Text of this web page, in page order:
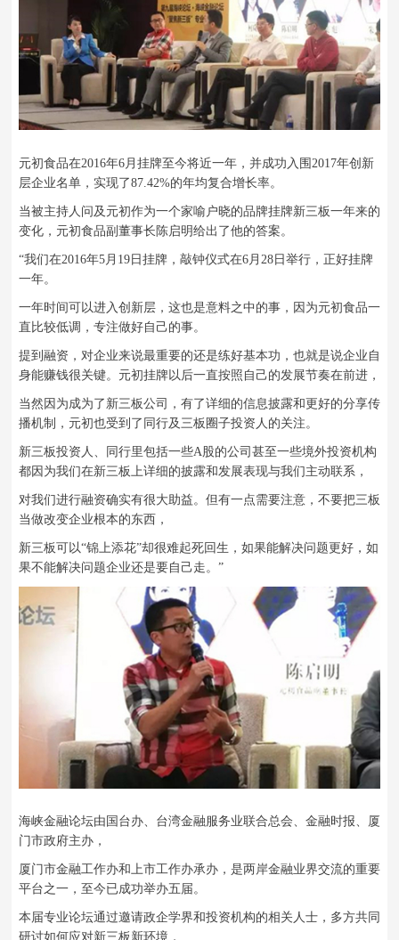
元初食品在2016年6月挂牌至今将近一年，并成功入围2017年创新
层企业名单，实现了87.42%的年均复合增长率。
当被主持人问及元初作为一个家喻户晓的品牌挂牌新三板一年来的
变化，元初食品副董事长陈启明给出了他的答案。
“我们在2016年5月19日挂牌，敲钟仪式在6月28日举行，正好挂牌
一年。
一年时间可以进入创新层，这也是意料之中的事， 因为元初食品一
直比较低调，专注做好自己的事。
提到融资，对企业来说最重要的还是练好基本功，也就是说企业自
身能赚钱很关键。元初挂牌以后一直按照自己的发展节奏在前进，
当然因为成为了新三板公司，有了详细的信息披露和更好的分享传
播机制，元初也受到了同行及三板圈子投资人的关注。
新三板投资人、同行里包括一些A股的公司甚至一些境外投资机构
都因为我们在新三板上详细的披露和发展表现与我们主动联系，
对我们进行融资确实有很大助益。但有一点需要注意，不要把三板
当做改变企业根本的东西，
新三板可以“锦上添花”却很难起死回生，如果能解决问题更好，如
果不能解决问题企业还是要自己走。”
海峡金融论坛由国台办、台湾金融服务业联合总会、金融时报、厦
门市政府主办，
厦门市金融工作办和上市工作办承办， 是两岸金融业界交流的重要
平台之一，至今已成功举办五届。
本届专业论坛通过邀请政企学界和投资机构的相关人士，多方共同
研讨如何应对新三板新环境，